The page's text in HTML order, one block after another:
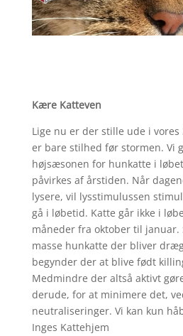
Kære Katteven
Lige nu er der stille ude i
er bare stilhed før stormen. Vi
højsæsonen for hunkatte i
påvirkes af årstiden. Når
lysere, vil lysstimulussen
gå i løbetid. Katte går ikke i
måneder fra oktober til januar.
masse hunkatte der bliver
begynder der at blive født
Medmindre der altså aktivt
derude, for at minimere det,
neutraliseringer. Vi kan kun
Inges Kattehjem